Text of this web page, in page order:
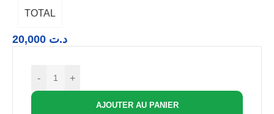
TOTAL
د.ت
- +
AJOUTER AU PANIER